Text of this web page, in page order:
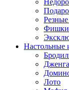
Фишки
Настольные
Дженга
Лото